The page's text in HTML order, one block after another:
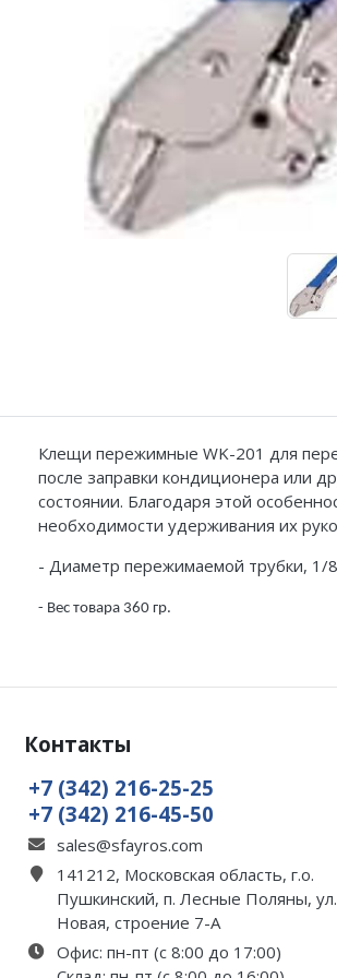
Клещи пережимные WK-201 для
после заправки кондиционера или
состоянии. Благодаря этой
необходимости удерживания их
- Диаметр пережимаемой трубки, 1/8
- Вес товара 360 гр.
Контакты
+7 (342) 216-25-25
+7 (342) 216-45-50
sales@sfayros.com
141212, Московская область, г.о.
Пушкинский, п. Лесные Поляны, ул.
Новая, строение 7-А
Офис: пн-пт (с 8:00 до 17:00)
Манометры, вакуумметры
Мультиметры
Станции регенерации
Прочее